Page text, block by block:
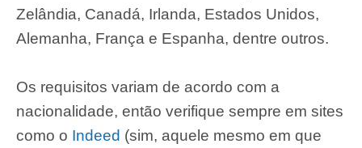
Zelândia, Canadá, Irlanda, Estados Unidos,
Alemanha, França e Espanha, dentre outros.
Os requisitos variam de acordo com a
nacionalidade, então verifique sempre em sites
como o Indeed (sim, aquele mesmo em que